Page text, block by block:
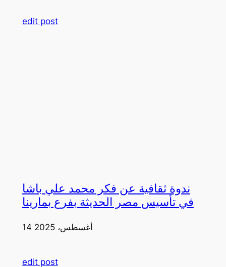
edit post
ندوة ثقافية عن فكر محمد علي باشا
في تأسيس مصر الحديثة بفرع بمارينا
14 أغسطس، 2025
edit post